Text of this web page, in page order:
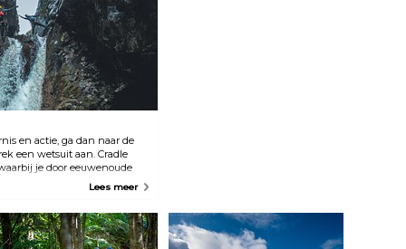
en actie, ga dan naar de
een wetsuit aan. Cradle
je door eeuwenoude
Lees meer